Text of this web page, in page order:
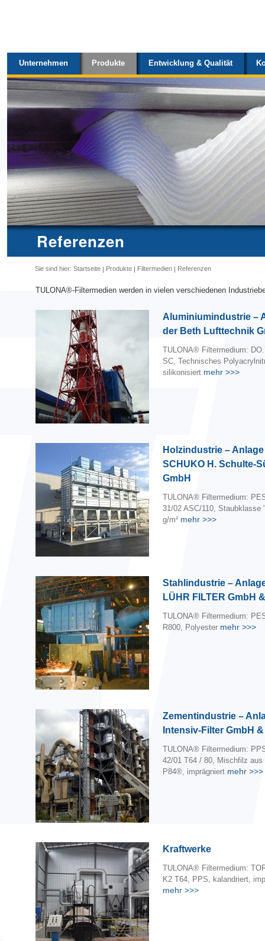
Inhalt
|
Direkt
zur
Navigation
Unternehmen Produkte Entwicklung & Qualität
Referenzen
Sie sind hier: Startseite Produkte Filtermedien Referenzen
TULONA®-Filtermedien werden in vielen verschiedenen
Aluminiumindustrie –
der Beth Lufttechnik
TULONA® Filtermedium:
SC, Technisches
silikonisiert mehr>>>
Holzindustrie –
SCHUKO H. Schulte-
GmbH
TULONA® Filtermedium:
31/02 ASC/110, Staubklasse
g/m² mehr>>>
Stahlindustrie –
LÜHR FILTER GmbH
TULONA® Filtermedium:
R800, Polyester mehr>>>
Zementindustrie –
Intensiv-Filter GmbH
TULONA® Filtermedium:
42/01 T64 / 80, Mischfilz aus
P84®, imprägniert mehr>>>
Kraftwerke
TULONA® Filtermedium:
K2 T64, PPS, kalandriert,
mehr>>>